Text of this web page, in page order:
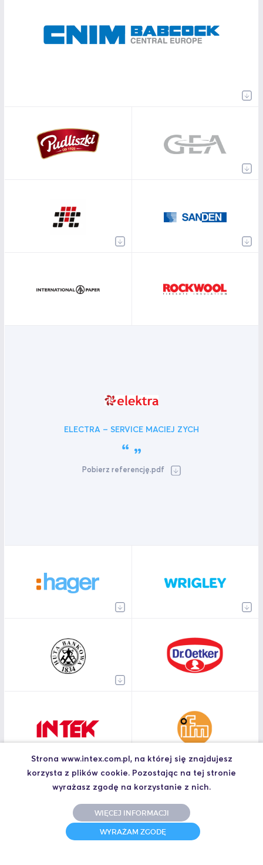
ELECTRA – SERVICE MACIEJ ZYCH
Pobierz referencję.pdf
Strona www.intex.com.pl, na której się znajdujesz
korzysta z plików cookie. Pozostając na tej stronie
wyrażasz zgodę na korzystanie z nich.
WIĘCEJ INFORMACJI
WYRAŻAM ZGODĘ